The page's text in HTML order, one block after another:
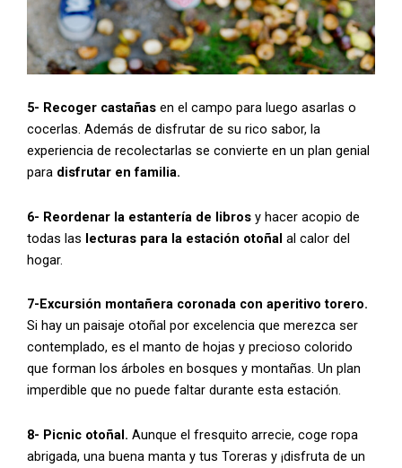
5- Recoger castañas en el campo para luego asarlas o
cocerlas. Además de disfrutar de su rico sabor, la
experiencia de recolectarlas se convierte en un plan genial
para disfrutar en familia.
6- Reordenar la estantería de libros y hacer acopio de
todas las lecturas para la estación otoñal al calor del
hogar.
7-Excursión montañera coronada con aperitivo torero.
Si hay un paisaje otoñal por excelencia que merezca ser
contemplado, es el manto de hojas y precioso colorido
que forman los árboles en bosques y montañas. Un plan
imperdible que no puede faltar durante esta estación.
8- Picnic otoñal. Aunque el fresquito arrecie, coge ropa
abrigada, una buena manta y tus Toreras y ¡disfruta de un